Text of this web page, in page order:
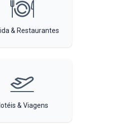
& Restaurantes
& Viagens